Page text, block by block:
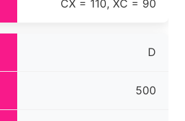
CX = 110, XC = 90
D
500